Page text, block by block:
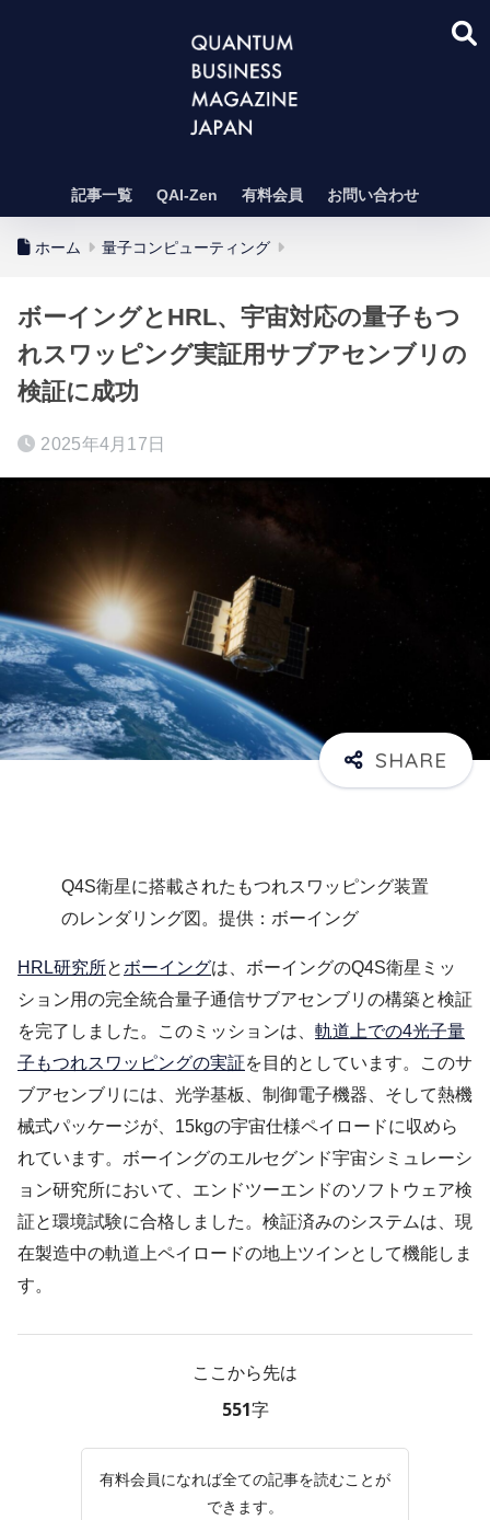
記事一覧 QAI-Zen 有料会員 お問い合わせ
ホーム 量子コンピューティング
ボーイングとHRL、宇宙対応の量子もつ
れスワッピング実証用サブアセンブリの
検証に成功
2025年4月17日
Q4S衛星に搭載されたもつれスワッピング装置
のレンダリング図。提供：ボーイング
HRL研究所と ボーイングは、ボーイングのQ4S衛星ミッ
ション用の完全統合量子通信サブアセンブリの構築と検証
を完了しました。このミッションは、 軌道上での4光子量
子もつれスワッピングの実証を目的としています。このサ
ブアセンブリには、光学基板、制御電子機器、そして熱機
械式パッケージが、15kgの宇宙仕様ペイロードに収めら
れています。ボーイングのエルセグンド宇宙シミュレーシ
ョン研究所において、エンドツーエンドのソフトウェア検
証と環境試験に合格しました。検証済みのシステムは、現
在製造中の軌道上ペイロードの地上ツインとして機能しま
す。
ここから先は
551字
有料会員になれば全ての記事を読むことが
できます。